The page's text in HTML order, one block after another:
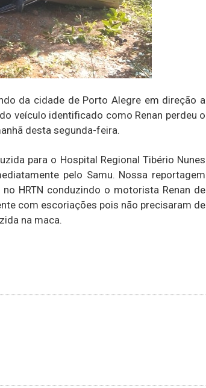
da cidade de Porto Alegre em direção a
veículo identificado como Renan perdeu o
desta segunda-feira.
para o Hospital Regional Tibério Nunes
pelo Samu. Nossa reportagem
HRTN conduzindo o motorista Renan de
com escoriações pois não precisaram de
na maca.